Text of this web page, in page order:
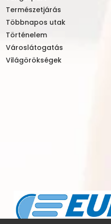
Természetjárás
Többnapos utak
Történelem
Városlátogatás
Világörökségek